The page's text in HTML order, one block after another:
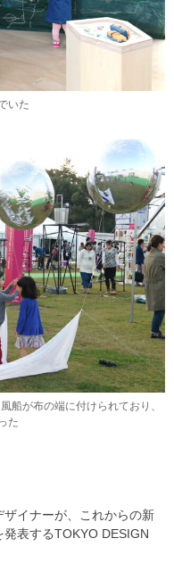
いた
船が布の端に付けられており、
た
イナーが、これからの新
表するTOKYO DESIGN